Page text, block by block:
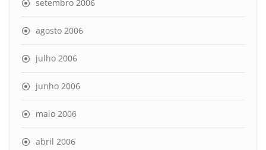
setembro 2006
agosto 2006
julho 2006
junho 2006
maio 2006
abril 2006